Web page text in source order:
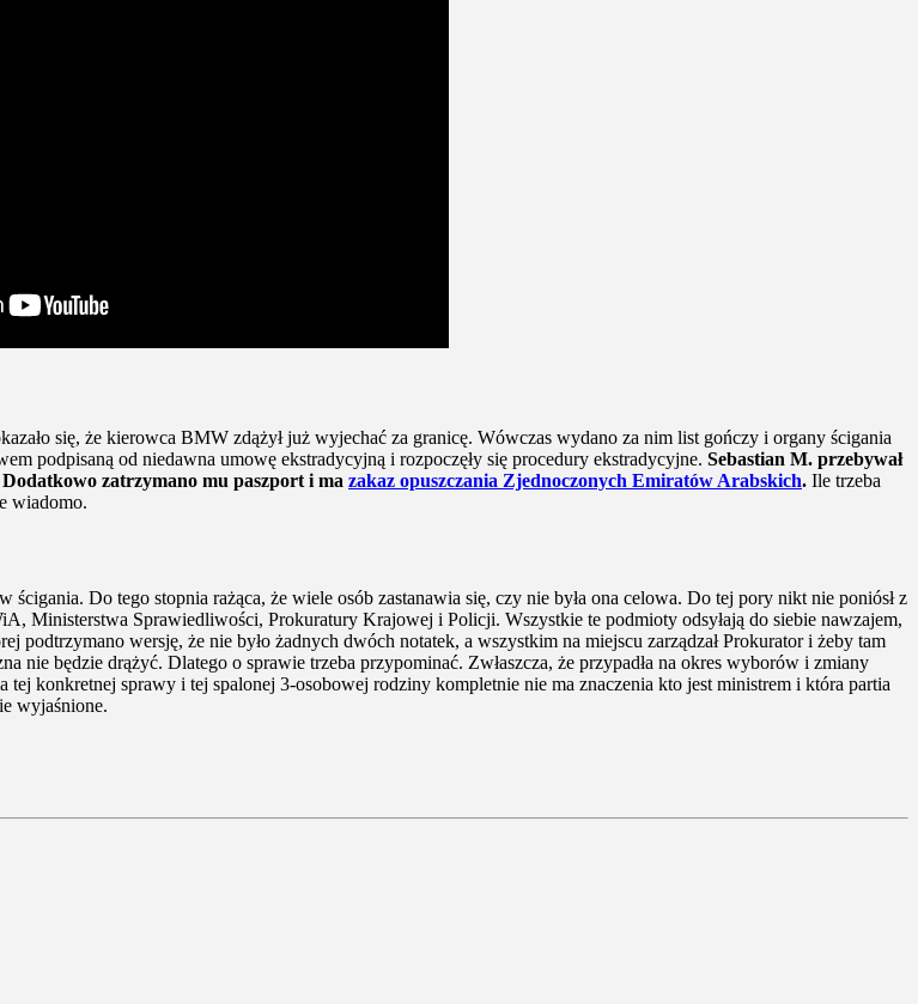
się, że kierowca BMW zdążył już wyjechać za granicę. Wówczas wydano za nim list gończy i organy ścigania
podpisaną od niedawna umowę ekstradycyjną i rozpoczęły się procedury ekstradycyjne. Sebastian M. przebywał
Dodatkowo zatrzymano mu paszport i ma zakaz opuszczania Zjednoczonych Emiratów Arabskich. Ile trzeba
wiadomo.
Do tego stopnia rażąca, że wiele osób zastanawia się, czy nie była ona celowa. Do tej pory nikt nie poniósł z
Ministerstwa Sprawiedliwości, Prokuratury Krajowej i Policji. Wszystkie te podmioty odsyłają do siebie nawzajem,
wersję, że nie było żadnych dwóch notatek, a wszystkim na miejscu zarządzał Prokurator i żeby tam
nie będzie drążyć. Dlatego o sprawie trzeba przypominać. Zwłaszcza, że przypadła na okres wyborów i zmiany
konkretnej sprawy i tej spalonej 3-osobowej rodziny kompletnie nie ma znaczenia kto jest ministrem i która partia
wyjaśnione.